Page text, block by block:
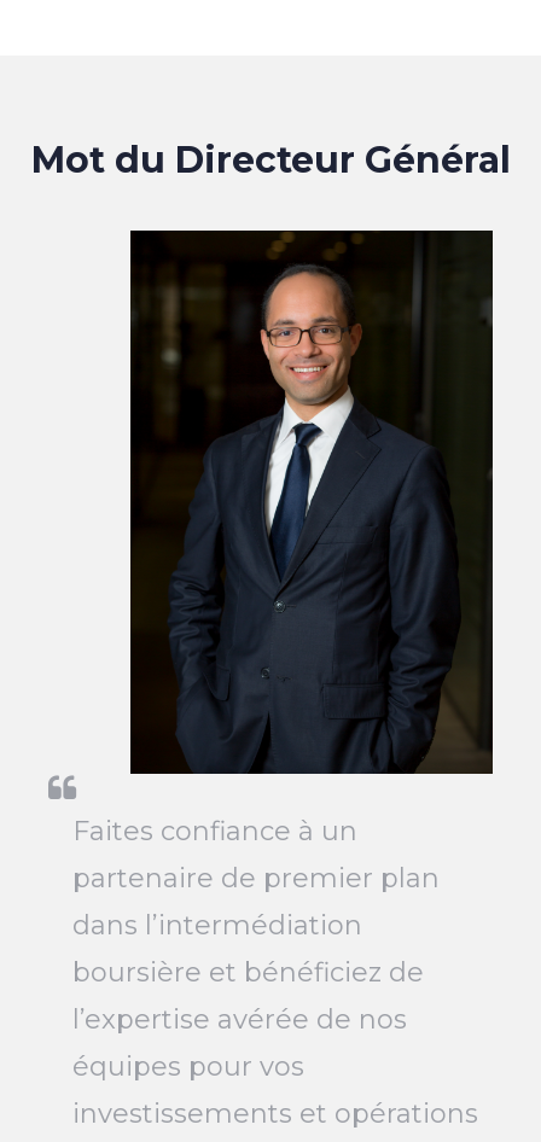
Mot du Directeur Général
Faites confiance à un
partenaire de premier plan
dans l’intermédiation
boursière et bénéficiez de
l’expertise avérée de nos
équipes pour vos
investissements et opérations